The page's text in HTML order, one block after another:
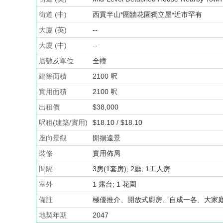
街道 (中)
西貢半山*圍牆花園獨立屋*近市罕有
大廈 (英)
--
大廈 (中)
--
層數及單位
全幢
建築面積
2100 呎
實用面積
2100 呎
出租價
$38,000
呎租(建築/實用)
$18.10 / $18.10
座向景觀
開揚遠景
裝修
實用佈局
間隔
3房(1套房); 2廳; 1工人房
室外
1 露台; 1 花園
備註
極優推介、開放式廚房、自成一各、大家
地契年期
2047